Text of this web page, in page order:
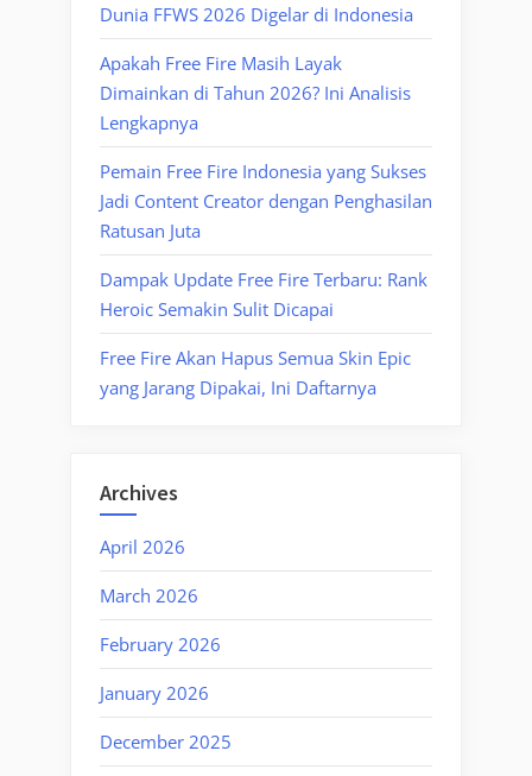
Dunia FFWS 2026 Digelar di Indonesia
Apakah Free Fire Masih Layak
Dimainkan di Tahun 2026? Ini Analisis
Lengkapnya
Pemain Free Fire Indonesia yang Sukses
Jadi Content Creator dengan Penghasilan
Ratusan Juta
Dampak Update Free Fire Terbaru: Rank
Heroic Semakin Sulit Dicapai
Free Fire Akan Hapus Semua Skin Epic
yang Jarang Dipakai, Ini Daftarnya
Archives
April 2026
March 2026
February 2026
January 2026
December 2025